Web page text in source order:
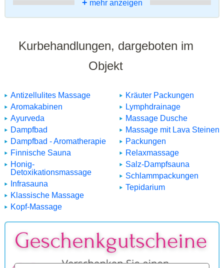
+ mehr anzeigen
Kurbehandlungen, dargeboten im
Objekt
Antizellulites Massage
Aromakabinen
Ayurveda
Dampfbad
Dampfbad - Aromatherapie
Finnische Sauna
Honig-
Detoxikationsmassage
Infrasauna
Klassische Massage
Kopf-Massage
Kräuter Packungen
Lymphdrainage
Massage Dusche
Massage mit Lava Steinen
Packungen
Relaxmassage
Salz-Dampfsauna
Schlammpackungen
Tepidarium